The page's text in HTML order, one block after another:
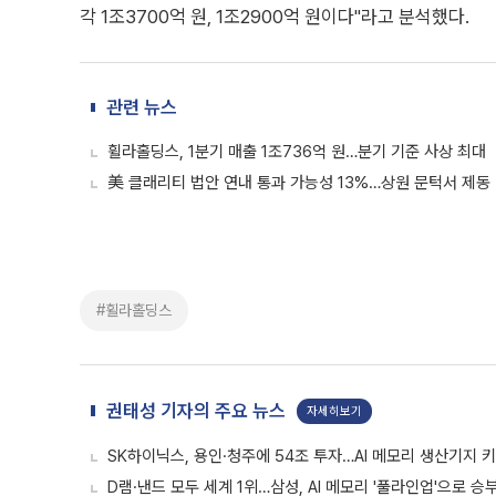
각 1조3700억 원, 1조2900억 원이다"라고 분석했다.
관련 뉴스
휠라홀딩스, 1분기 매출 1조736억 원…분기 기준 사상 최대
美 클래리티 법안 연내 통과 가능성 13%…상원 문턱서 제동
#휠라홀딩스
권태성 기자의 주요 뉴스 자세히보기
SK하이닉스, 용인·청주에 54조 투자…AI 메모리 생산기지
D램·낸드 모두 세계 1위…삼성, AI 메모리 '풀라인업'으로 승